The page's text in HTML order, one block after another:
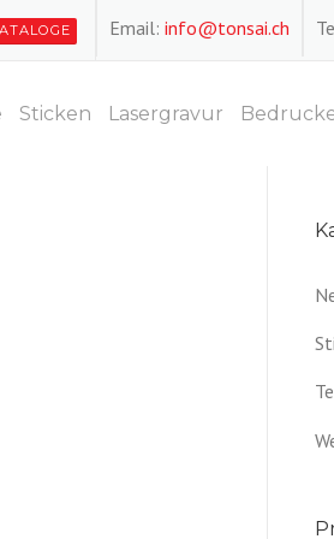
Email: info@tonsai.ch
Sticken Lasergravur